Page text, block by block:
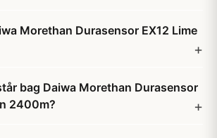
Morethan Durasensor EX12 Lime
bag Daiwa Morethan Durasensor
2400m?